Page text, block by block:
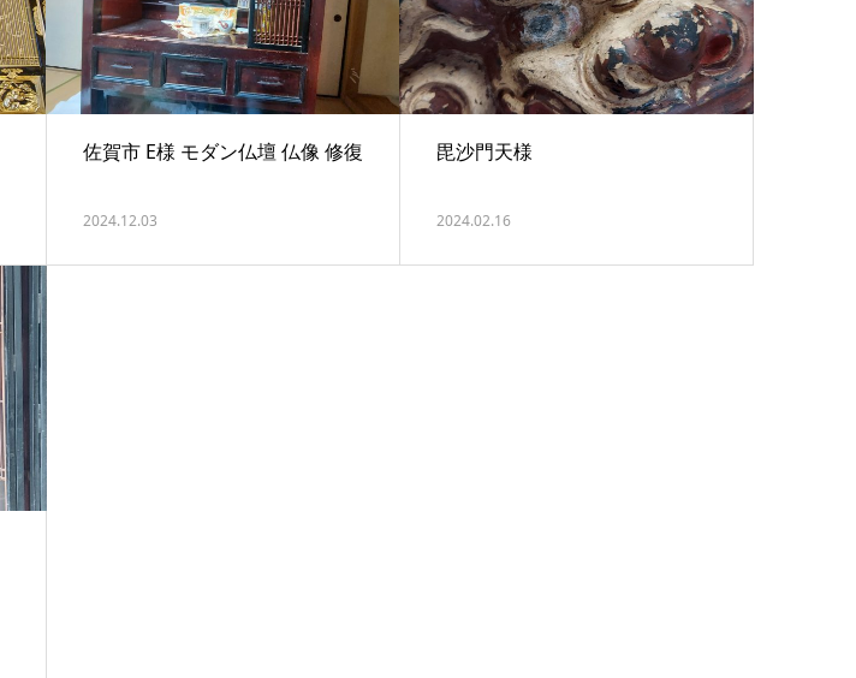
佐賀市 E様 モダン仏壇 仏像 修復
2024.12.03
毘沙門天様
2024.02.16